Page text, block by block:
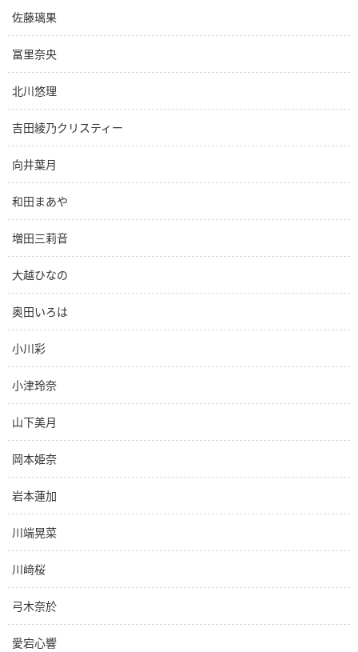
佐藤璃果
冨里奈央
北川悠理
吉田綾乃クリスティー
向井葉月
和田まあや
増田三莉音
大越ひなの
奥田いろは
小川彩
小津玲奈
山下美月
岡本姫奈
岩本蓮加
川端晃菜
川﨑桜
弓木奈於
愛宕心響